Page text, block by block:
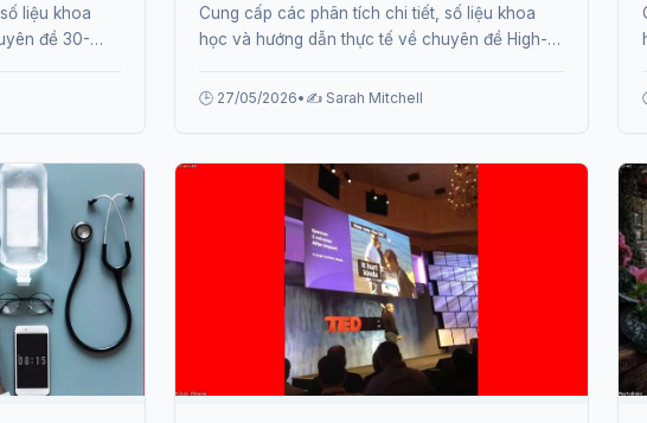
liệu khoa
đề 30-
gia.
Cung cấp các phân tích chi tiết, số liệu khoa
học và hướng dẫn thực tế về chuyên đề High-
in 2026 từ chuyên gia.
🕒 27/05/2026• ✍️ Sarah Mitchell